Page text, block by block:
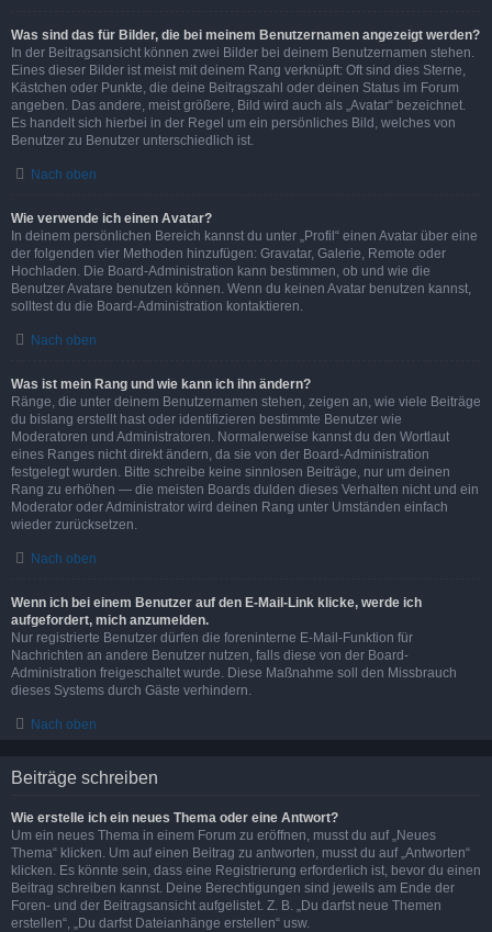
Was sind das für Bilder, die bei meinem Benutzernamen angezeigt werden?
In der Beitragsansicht können zwei Bilder bei deinem Benutzernamen stehen.
Eines dieser Bilder ist meist mit deinem Rang verknüpft: Oft sind dies Sterne,
Kästchen oder Punkte, die deine Beitragszahl oder deinen Status im Forum
angeben. Das andere, meist größere, Bild wird auch als „Avatar“ bezeichnet.
Es handelt sich hierbei in der Regel um ein persönliches Bild, welches von
Benutzer zu Benutzer unterschiedlich ist.
Nach oben
Wie verwende ich einen Avatar?
In deinem persönlichen Bereich kannst du unter „Profil“ einen Avatar über eine
der folgenden vier Methoden hinzufügen: Gravatar, Galerie, Remote oder
Hochladen. Die Board-Administration kann bestimmen, ob und wie die
Benutzer Avatare benutzen können. Wenn du keinen Avatar benutzen kannst,
solltest du die Board-Administration kontaktieren.
Nach oben
Was ist mein Rang und wie kann ich ihn ändern?
Ränge, die unter deinem Benutzernamen stehen, zeigen an, wie viele Beiträge
du bislang erstellt hast oder identifizieren bestimmte Benutzer wie
Moderatoren und Administratoren. Normalerweise kannst du den Wortlaut
eines Ranges nicht direkt ändern, da sie von der Board-Administration
festgelegt wurden. Bitte schreibe keine sinnlosen Beiträge, nur um deinen
Rang zu erhöhen — die meisten Boards dulden dieses Verhalten nicht und ein
Moderator oder Administrator wird deinen Rang unter Umständen einfach
wieder zurücksetzen.
Nach oben
Wenn ich bei einem Benutzer auf den E-Mail-Link klicke, werde ich
aufgefordert, mich anzumelden.
Nur registrierte Benutzer dürfen die foreninterne E-Mail-Funktion für
Nachrichten an andere Benutzer nutzen, falls diese von der Board-
Administration freigeschaltet wurde. Diese Maßnahme soll den Missbrauch
dieses Systems durch Gäste verhindern.
Nach oben
Beiträge schreiben
Wie erstelle ich ein neues Thema oder eine Antwort?
Um ein neues Thema in einem Forum zu eröffnen, musst du auf „Neues
Thema“ klicken. Um auf einen Beitrag zu antworten, musst du auf „Antworten“
klicken. Es könnte sein, dass eine Registrierung erforderlich ist, bevor du einen
Beitrag schreiben kannst. Deine Berechtigungen sind jeweils am Ende der
Foren- und der Beitragsansicht aufgelistet. Z. B. „Du darfst neue Themen
erstellen“, „Du darfst Dateianhänge erstellen“ usw.